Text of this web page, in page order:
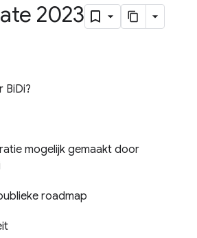
2023
BiDi?
mogelijk gemaakt door
roadmap